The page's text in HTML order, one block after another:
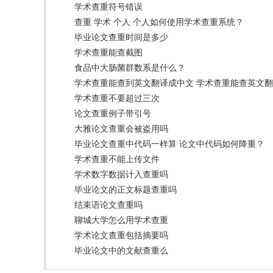
学术查重符号错误
查重 学术 个人 个人如何使用学术查重系统？
毕业论文查重时间是多少
学术查重能查截图
食品中大肠菌群数系是什么？
学术查重能查到英文翻译成中文 学术查重能查英文
学术查重不要超过三次
论文查重例子带引号
大雅论文查重会被盗用吗
毕业论文查重中代码一样算 论文中代码如何降重？
学术查重不能上传文件
学术数字数据计入查重吗
毕业论文的正文标题查重吗
结束语论文查重吗
聊城大学怎么用学术查重
学术论文查重包括摘要吗
毕业论文中的文献查重么